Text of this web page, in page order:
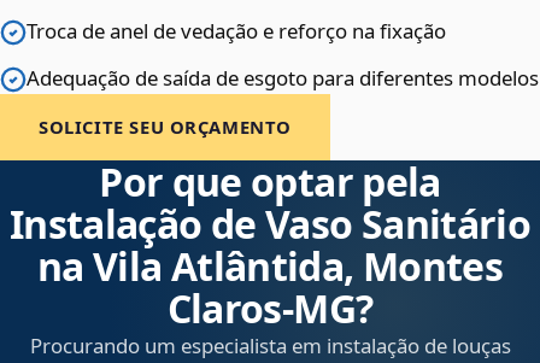
Troca de anel de vedação e reforço na fixação
Adequação de saída de esgoto para diferentes modelos
SOLICITE SEU ORÇAMENTO
Por que optar pela
Instalação de Vaso Sanitário
na Vila Atlântida, Montes
Claros‑MG?
Procurando um especialista em instalação de louças